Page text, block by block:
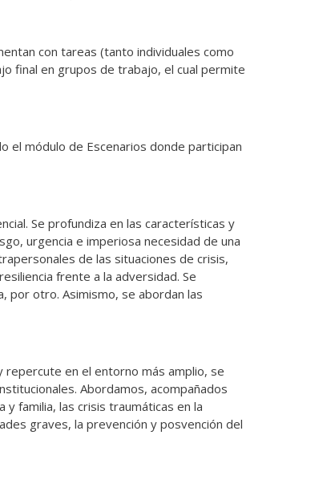
con tareas (tanto individuales como
final en grupos de trabajo, el cual permite
el módulo de Escenarios donde participan
Se profundiza en las características y
urgencia e imperiosa necesidad de una
de las situaciones de crisis,
frente a la adversidad. Se
por otro. Asimismo, se abordan las
repercute en el entorno más amplio, se
Abordamos, acompañados
familia, las crisis traumáticas en la
graves, la prevención y posvención del